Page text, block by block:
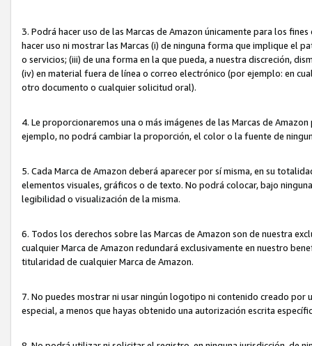
3. Podrá hacer uso de las Marcas de Amazon únicamente para los
hacer uso ni mostrar las Marcas (i) de ninguna forma que implique el
o servicios; (iii) de una forma en la que pueda, a nuestra discreción,
(iv) en material fuera de línea o correo electrónico (por ejemplo: en
otro documento o cualquier solicitud oral).
4. Le proporcionaremos una o más imágenes de las Marcas de
ejemplo, no podrá cambiar la proporción, el color o la fuente de
5. Cada Marca de Amazon deberá aparecer por sí misma, en su
elementos visuales, gráficos o de texto. No podrá colocar, bajo
legibilidad o visualización de la misma.
6. Todos los derechos sobre las Marcas de Amazon son de nuestra
cualquier Marca de Amazon redundará exclusivamente en nuestro
titularidad de cualquier Marca de Amazon.
7. No puedes mostrar ni usar ningún logotipo ni contenido creado por
especial, a menos que hayas obtenido una autorización escrita